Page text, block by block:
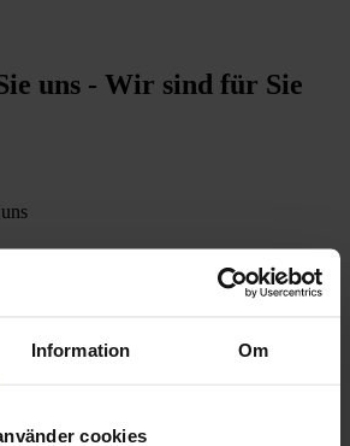
Information Om
cookies
uns - Wir sind für Sie
uns